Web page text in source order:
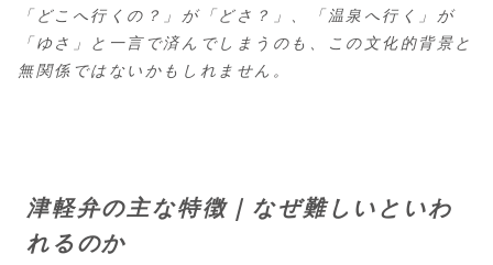
「どこへ行くの？」が「どさ？」、「温泉へ行く」が
「ゆさ」と一言で済んでしまうのも、この文化的背景と
無関係ではないかもしれません。
津軽弁の主な特徴｜なぜ難しいといわ
れるのか